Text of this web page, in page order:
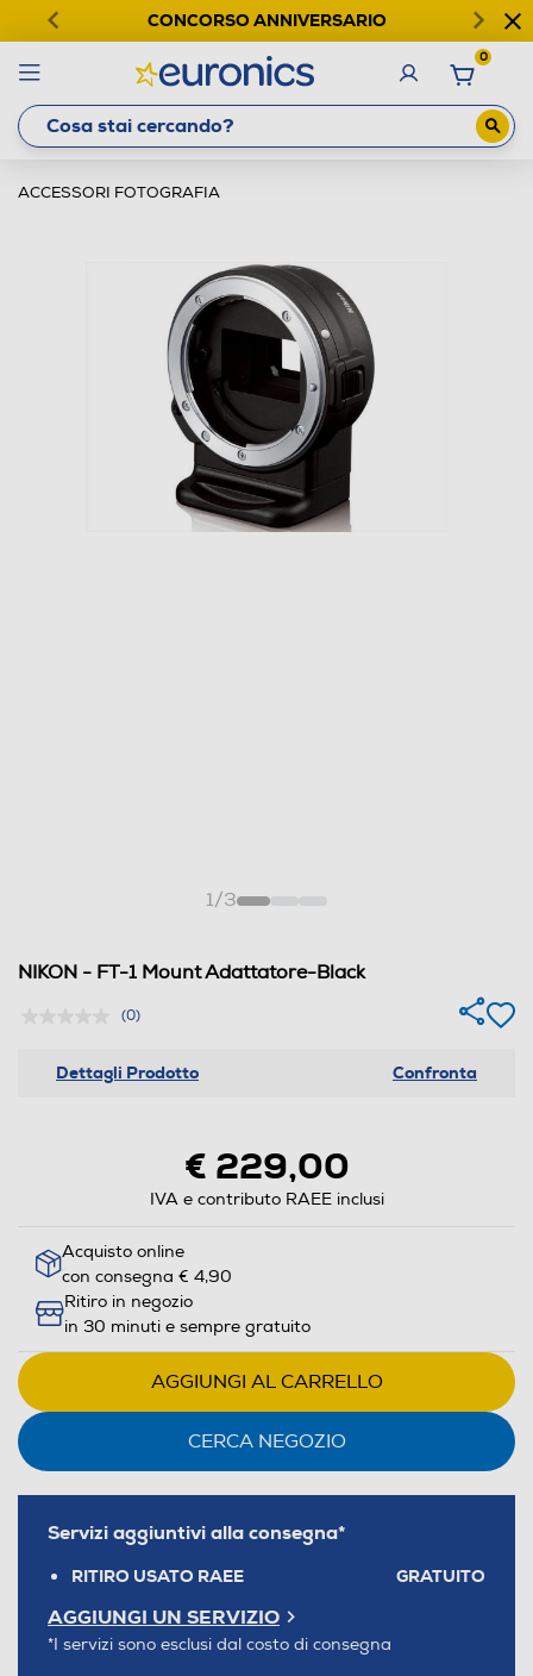
CONCORSO ANNIVERSARIO
0
ACCESSORI FOTOGRAFIA
1/3
NIKON - FT-1 Mount Adattatore-Black
(0)
Dettagli Prodotto Confronta
€ 229,00
IVA e contributo RAEE inclusi
Acquisto online
con consegna € 4,90
Ritiro in negozio
in 30 minuti e sempre gratuito
AGGIUNGI AL CARRELLO
CERCA NEGOZIO
Servizi aggiuntivi alla consegna*
RITIRO USATO RAEE GRATUITO
AGGIUNGI UN SERVIZIO
*I servizi sono esclusi dal costo di consegna